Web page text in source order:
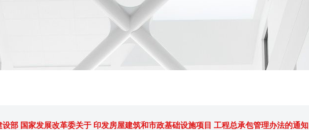
设部 国家发展改革委关于 印发房屋建筑和市政基础设施项目 工程总承包管理办法的通知